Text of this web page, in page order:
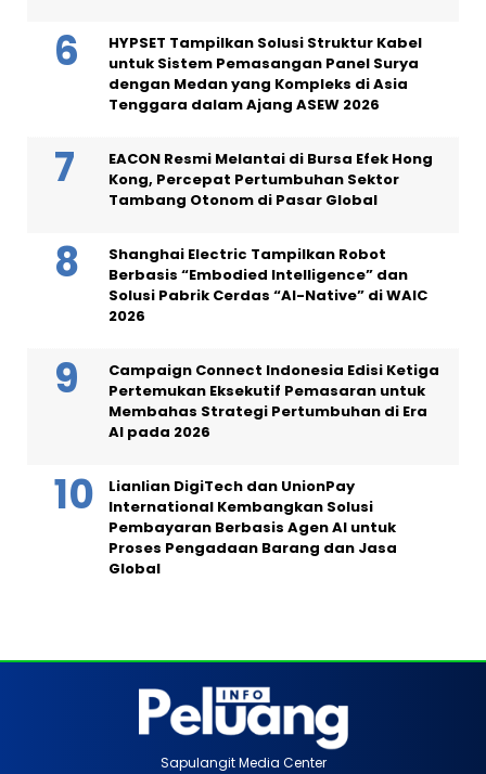
HYPSET Tampilkan Solusi Struktur Kabel
untuk Sistem Pemasangan Panel Surya
dengan Medan yang Kompleks di Asia
Tenggara dalam Ajang ASEW 2026
EACON Resmi Melantai di Bursa Efek Hong
Kong, Percepat Pertumbuhan Sektor
Tambang Otonom di Pasar Global
Shanghai Electric Tampilkan Robot
Berbasis “Embodied Intelligence” dan
Solusi Pabrik Cerdas “AI-Native” di WAIC
2026
Campaign Connect Indonesia Edisi Ketiga
Pertemukan Eksekutif Pemasaran untuk
Membahas Strategi Pertumbuhan di Era
AI pada 2026
Lianlian DigiTech dan UnionPay
International Kembangkan Solusi
Pembayaran Berbasis Agen AI untuk
Proses Pengadaan Barang dan Jasa
Global
Sapulangit Media Center